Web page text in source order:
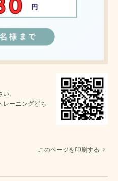
。
ーニングどち
このページを印刷する